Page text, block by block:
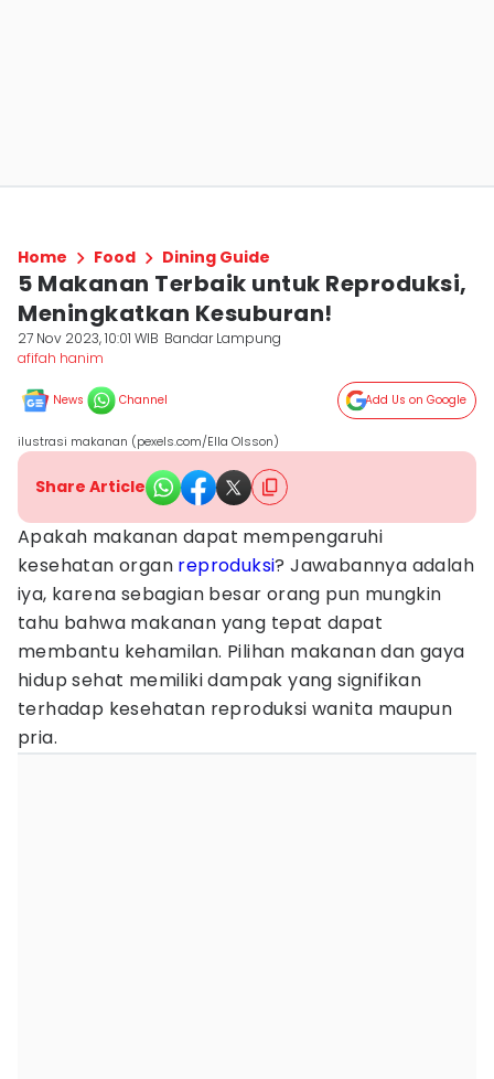
Home Food Dining Guide
5 Makanan Terbaik untuk Reproduksi,
Meningkatkan Kesuburan!
27 Nov 2023, 10:01 WIB Bandar Lampung
afifah hanim
News Channel Add Us on Google
ilustrasi makanan (pexels.com/Ella Olsson)
Share Article
Apakah makanan dapat mempengaruhi
kesehatan organ reproduksi? Jawabannya adalah
iya, karena sebagian besar orang pun mungkin
tahu bahwa makanan yang tepat dapat
membantu kehamilan. Pilihan makanan dan gaya
hidup sehat memiliki dampak yang signifikan
terhadap kesehatan reproduksi wanita maupun
pria.